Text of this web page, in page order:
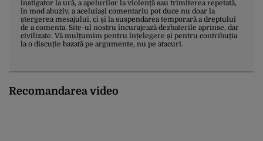
instigator la ură, a apelurilor la violență sau trimiterea repetată,
în mod abuziv, a aceluiași comentariu pot duce nu doar la
ștergerea mesajului, ci și la suspendarea temporară a dreptului
de a comenta. Site-ul nostru încurajează dezbaterile aprinse, dar
civilizate. Vă mulțumim pentru înțelegere și pentru contribuția
la o discuție bazată pe argumente, nu pe atacuri.
Recomandarea video